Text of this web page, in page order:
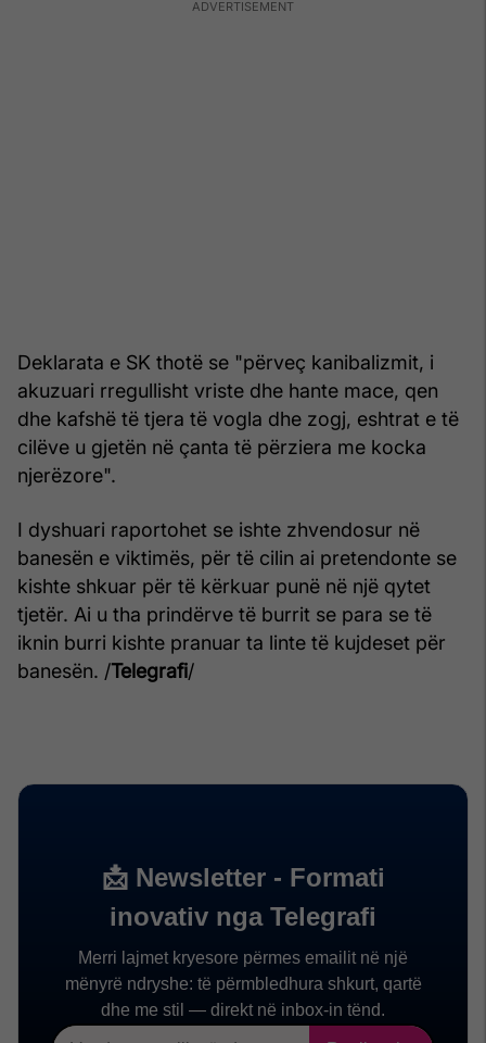
Deklarata e SK thotë se "përveç kanibalizmit, i
akuzuari rregullisht vriste dhe hante mace, qen
dhe kafshë të tjera të vogla dhe zogj, eshtrat e të
cilëve u gjetën në çanta të përziera me kocka
njerëzore".
I dyshuari raportohet se ishte zhvendosur në
banesën e viktimës, për të cilin ai pretendonte se
kishte shkuar për të kërkuar punë në një qytet
tjetër. Ai u tha prindërve të burrit se para se të
iknin burri kishte pranuar ta linte të kujdeset për
banesën. /Telegrafi/